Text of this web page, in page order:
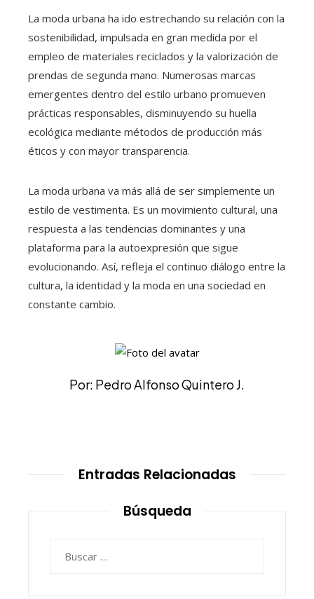
La moda urbana ha ido estrechando su relación con la
sostenibilidad, impulsada en gran medida por el
empleo de materiales reciclados y la valorización de
prendas de segunda mano. Numerosas marcas
emergentes dentro del estilo urbano promueven
prácticas responsables, disminuyendo su huella
ecológica mediante métodos de producción más
éticos y con mayor transparencia.
La moda urbana va más allá de ser simplemente un
estilo de vestimenta. Es un movimiento cultural, una
respuesta a las tendencias dominantes y una
plataforma para la autoexpresión que sigue
evolucionando. Así, refleja el continuo diálogo entre la
cultura, la identidad y la moda en una sociedad en
constante cambio.
Por: Pedro Alfonso Quintero J.
Entradas Relacionadas
Búsqueda